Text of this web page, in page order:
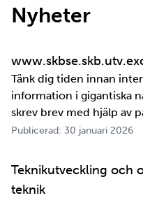
Nyheter
Tänk dig tiden innan
information i gigantiska
skrev brev med hjälp av
om ett meddelande
perspektiv i alla fall. För
Publicerad: 30 januari 2026
Teknikutveckling och
teknik